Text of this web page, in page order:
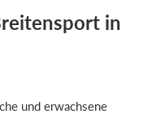
in
und erwachsene